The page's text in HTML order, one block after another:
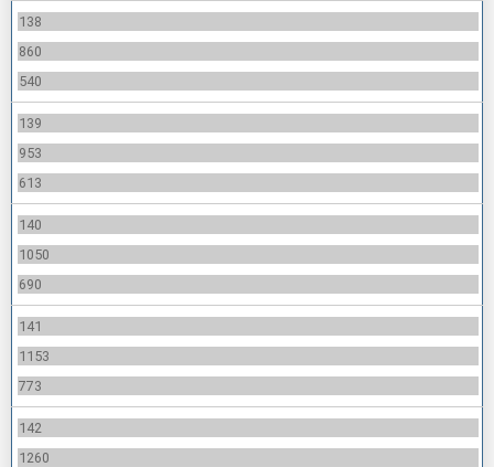
138
860
540
139
953
613
140
1050
690
141
1153
773
142
1260